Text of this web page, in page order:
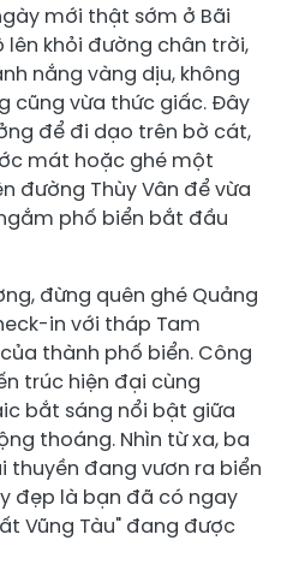
mới thật sớm ở Bãi
lên khỏi đường chân trời,
nắng vàng dịu, không
cũng vừa thức giấc. Đây
để đi dạo trên bờ cát,
mát hoặc ghé một
đường Thùy Vân để vừa
phố biển bắt đầu
đừng quên ghé Quảng
in với tháp Tam
thành phố biển. Công
trúc hiện đại cùng
bắt sáng nổi bật giữa
thoáng. Nhìn từ xa, ba
thuyền đang vươn ra biển
đẹp là bạn đã có ngay
Vũng Tàu" đang được